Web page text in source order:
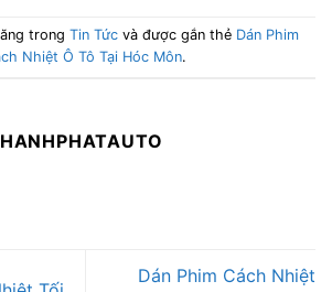
trong Tin Tứcvà được gắn thẻ Dán Phim
Nhiệt Ô Tô Tại Hóc Môn.
Dán Phim Cách Nhiệt